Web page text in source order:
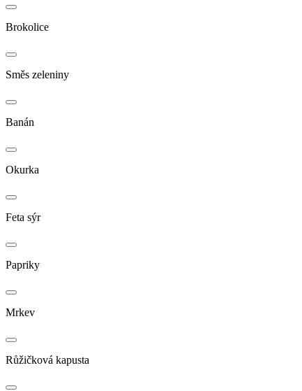
Brokolice
Směs zeleniny
Banán
Okurka
Feta sýr
Papriky
Mrkev
Růžičková kapusta